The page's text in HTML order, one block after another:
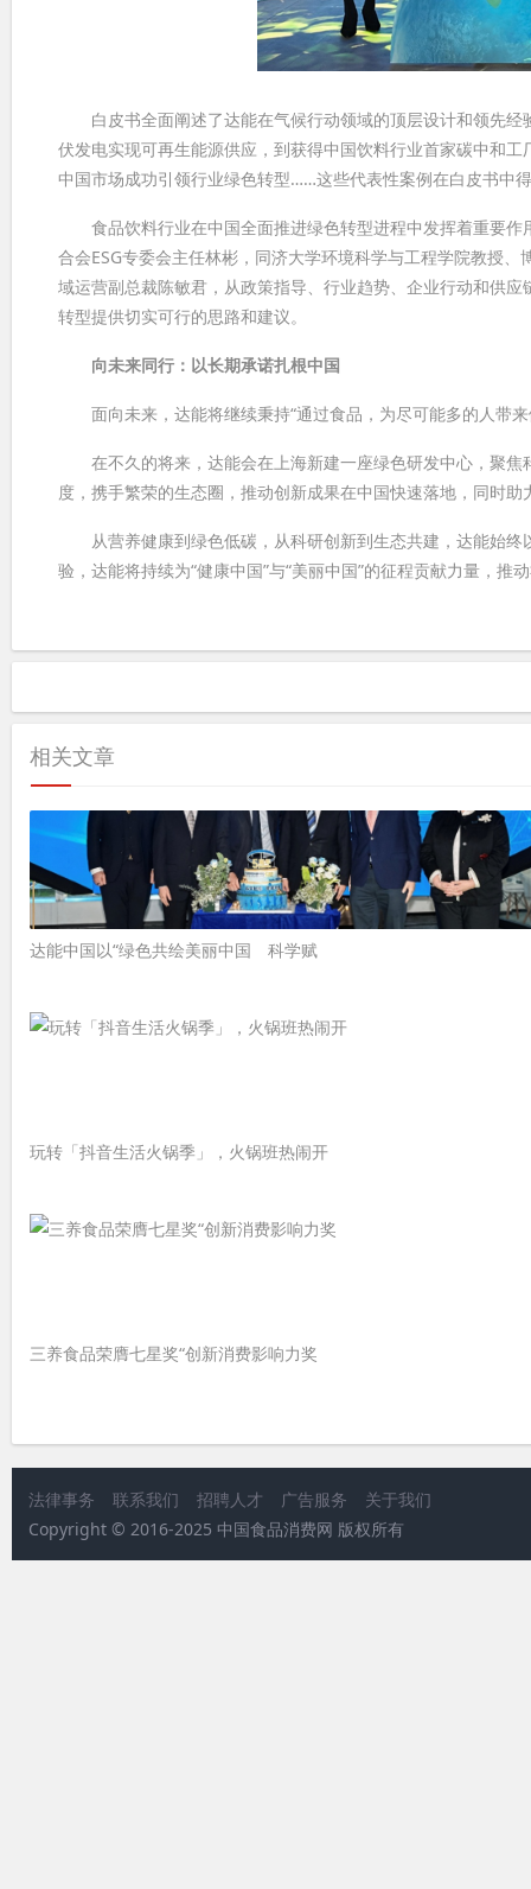
白皮书全面阐述了达能在气候行动领域的顶层设计和领先经
伏发电实现可再生能源供应，到获得中国饮料行业首家碳中和
中国市场成功引领行业绿色转型……这些代表性案例在白皮书中
食品饮料行业在中国全面推进绿色转型进程中发挥着重要作
合会ESG专委会主任林彬，同济大学环境科学与工程学院教授
域运营副总裁陈敏君，从政策指导、行业趋势、企业行动和供
转型提供切实可行的思路和建议。
向未来同行：以长期承诺扎根中国
面向未来，达能将继续秉持“通过食品，为尽可能多的人带
在不久的将来，达能会在上海新建一座绿色研发中心，聚焦
度，携手繁荣的生态圈，推动创新成果在中国快速落地，同时
从营养健康到绿色低碳，从科研创新到生态共建，达能始终
验，达能将持续为“健康中国”与“美丽中国”的征程贡献力量，推
相关文章
达能中国以“绿色共绘美丽中国 科学赋
玩转「抖音生活火锅季」，火锅班热闹开
三养食品荣膺七星奖“创新消费影响力奖
法律事务 联系我们 招聘人才 广告服务
关于我们
Copyright © 2016-2025 中国食品消费网 版权所有